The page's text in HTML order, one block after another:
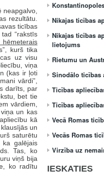
rezultātu.
ticības
“rakstīs
hēmeterais
kurš tika
uz visu
viņa
(kas ir ļoti
vārdi”,
darīts, par
bet tie
vārdiem,
un kas
kā
un
saturētu
ka galējais
Tas, ko
viņš bija
ko radītu
Nikajas ticības
Nikajas ticības
lietojums
Rietumu un
Sinodālo ticības
Ticības
Ticības
Vecā Romas
Vecās Romas
Virzība uz
IESKATIES